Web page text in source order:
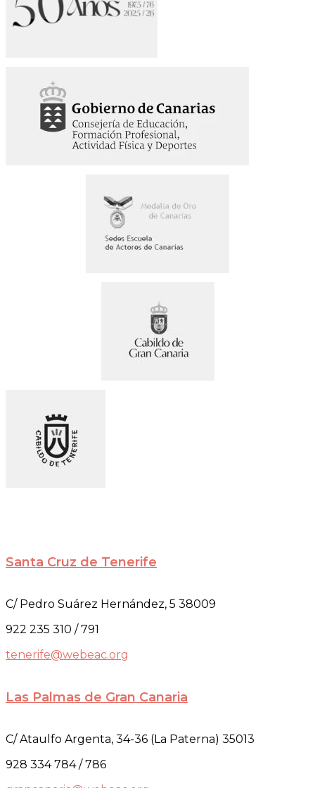
Santa Cruz de Tenerife
C/ Pedro Suárez Hernández, 5 38009
922 235 310 / 791
tenerife@webeac.org
Las Palmas de Gran Canaria
C/ Ataulfo Argenta, 34-36 (La Paterna) 35013
928 334 784 / 786